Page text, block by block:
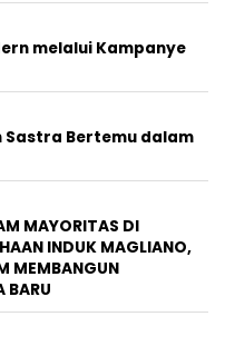
melalui Kampanye
Sastra Bertemu dalam
MAYORITAS DI
INDUK MAGLIANO,
MEMBANGUN
BARU